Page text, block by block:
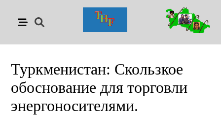
Туркмениcтан: Скользкое
обоснование для торговли
энергоносителями.